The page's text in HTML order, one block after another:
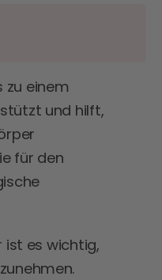
zu einem
und hilft,
für den
es wichtig,